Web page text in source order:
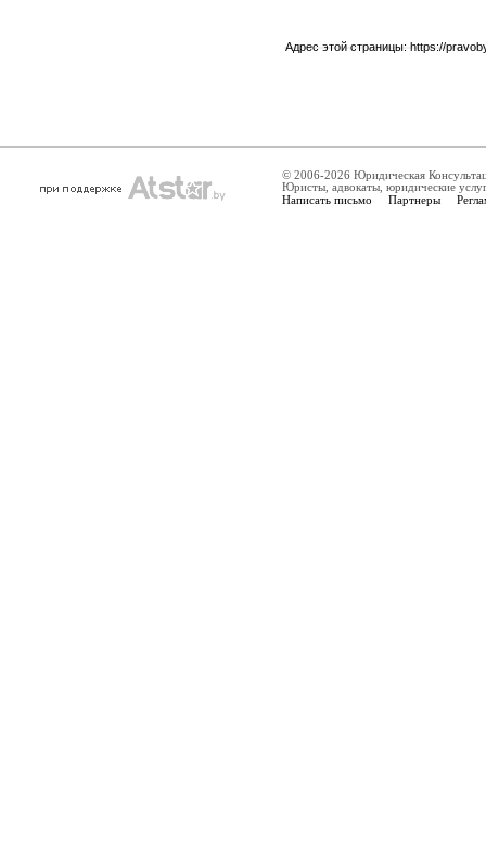
Адрес этой страницы: https://
© 2006-2026 Юридическая
Юристы, адвокаты, юридические
Написать письмо Партнеры